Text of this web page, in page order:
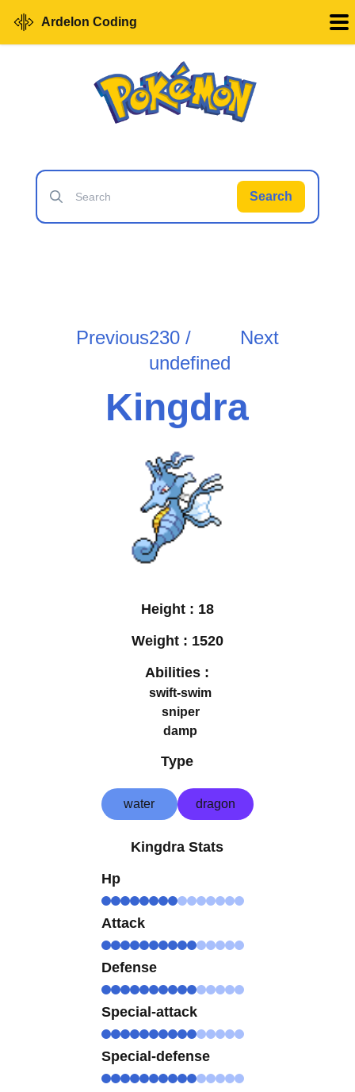
Ardelon Coding
Search
Previous230 /
undefined
Next
Kingdra
Height : 18
Weight : 1520
Abilities :
swift-swim
sniper
damp
Type
water dragon
Kingdra Stats
Hp
Attack
Defense
Special-attack
Special-defense